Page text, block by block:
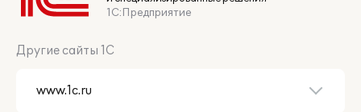
1С:Предприятие
Другие сайты 1С